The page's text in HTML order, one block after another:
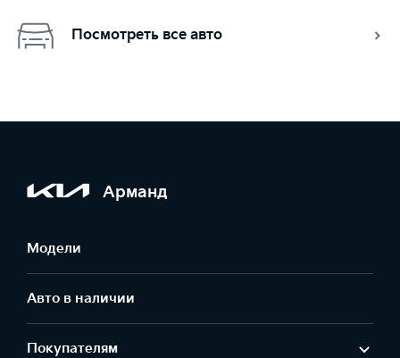
Посмотреть все авто
Арманд
Модели
Авто в наличии
Покупателям